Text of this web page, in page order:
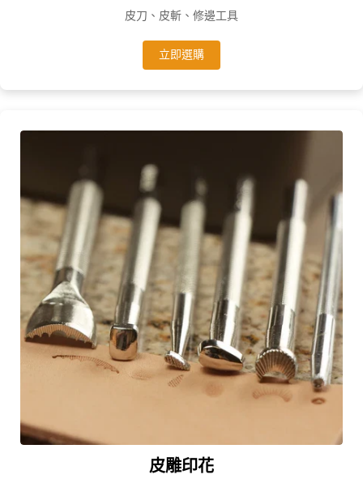
皮刀、皮斬、修邊工具
立即選購
皮雕印花